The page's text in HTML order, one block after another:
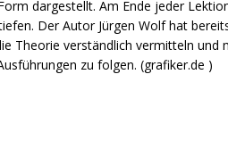
dargestellt. Am Ende jeder
Der Autor Jürgen Wolf hat
Theorie verständlich vermitteln und
zu folgen. (grafiker.de )